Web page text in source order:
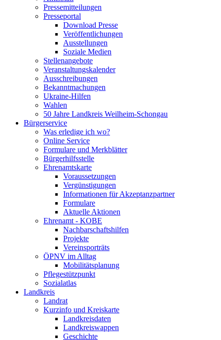
Pressemitteilungen
Presseportal
Download Presse
Veröffentlichungen
Ausstellungen
Soziale Medien
Stellenangebote
Veranstaltungskalender
Ausschreibungen
Bekanntmachungen
Ukraine-Hilfen
Wahlen
50 Jahre Landkreis Weilheim-Schongau
Bürgerservice
Was erledige ich wo?
Online Service
Formulare und Merkblätter
Bürgerhilfsstelle
Ehrenamtskarte
Voraussetzungen
Vergünstigungen
Informationen für Akzeptanzpartner
Formulare
Aktuelle Aktionen
Ehrenamt - KOBE
Nachbarschaftshilfen
Projekte
Vereinsporträts
ÖPNV im Alltag
Mobilitätsplanung
Pflegestützpunkt
Sozialatlas
Landkreis
Landrat
Kurzinfo und Kreiskarte
Landkreisdaten
Landkreiswappen
Geschichte